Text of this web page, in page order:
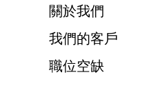
關於我們
我們的客戶
職位空缺